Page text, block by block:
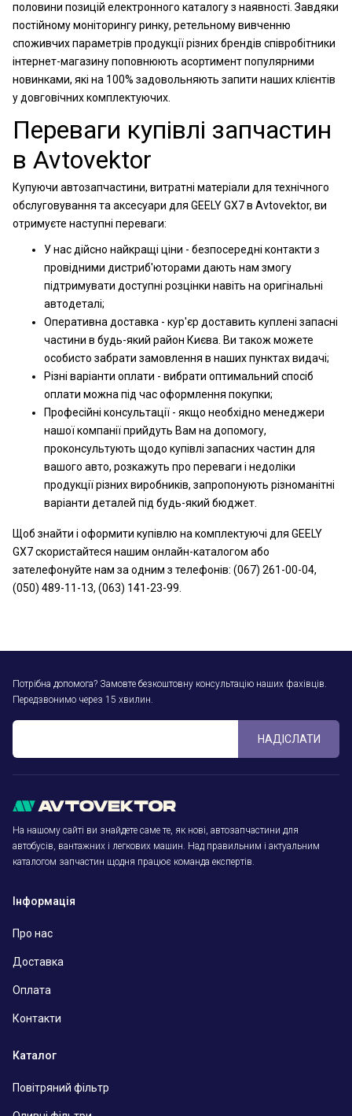
половини позицій електронного каталогу з наявності. Завдяки
постійному моніторингу ринку, ретельному вивченню
споживчих параметрів продукції різних брендів співробітники
інтернет-магазину поповнюють асортимент популярними
новинками, які на 100% задовольняють запити наших клієнтів
у довговічних комплектуючих.
Переваги купівлі запчастин
в Avtovektor
Купуючи автозапчастини, витратні матеріали для технічного
обслуговування та аксесуари для GEELY GX7 в Avtovektor, ви
отримуєте наступні переваги:
У нас дійсно найкращі ціни - безпосередні контакти з
провідними дистриб'юторами дають нам змогу
підтримувати доступні розцінки навіть на оригінальні
автодеталі;
Оперативна доставка - кур'єр доставить куплені запасні
частини в будь-який район Києва. Ви також можете
особисто забрати замовлення в наших пунктах видачі;
Різні варіанти оплати - вибрати оптимальний спосіб
оплати можна під час оформлення покупки;
Професійні консультації - якщо необхідно менеджери
нашої компанії прийдуть Вам на допомогу,
проконсультують щодо купівлі запасних частин для
вашого авто, розкажуть про переваги і недоліки
продукції різних виробників, запропонують різноманітні
варіанти деталей під будь-який бюджет.
Щоб знайти і оформити купівлю на комплектуючі для GEELY
GX7 скористайтеся нашим онлайн-каталогом або
зателефонуйте нам за одним з телефонів: (067) 261-00-04,
(050) 489-11-13, (063) 141-23-99.
Потрібна допомога? Замовте безкоштовну консультацію наших фахівців.
Передзвонимо через 15 хвилин.
НАДІСЛАТИ
На нашому сайті ви знайдете саме те, як нові, автозапчастини для
автобусів, вантажних і легкових машин. Над правильним і актуальним
каталогом запчастин щодня працює команда експертів.
Інформація
Про нас
Доставка
Оплата
Контакти
Каталог
Повітряний фільтр